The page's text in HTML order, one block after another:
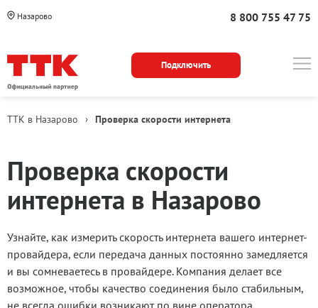
Назарово 8 800 755 47 75
Подключить
ТТК в Назарово › Проверка скорости интернета
Проверка скорости
интернета в Назарово
Узнайте, как измерить скорость интернета вашего интернет-
провайдера, если передача данных постоянно замедляется
и вы сомневаетесь в провайдере. Компания делает все
возможное, чтобы качество соединения было стабильным,
не всегда ошибки возникают по вине оператора.